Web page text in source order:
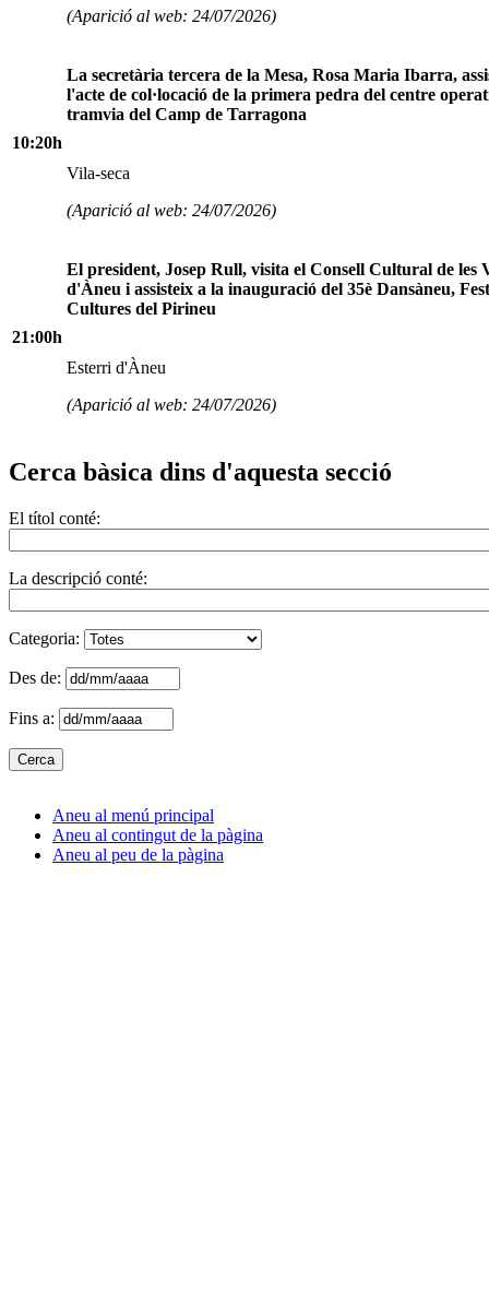
(Aparició al web: 24/07/2026)
10:20h
La secretària tercera de la Mesa, Rosa Maria Ibarra,
l'acte de col·locació de la primera pedra del centre
tramvia del Camp de Tarragona
Vila-seca
(Aparició al web: 24/07/2026)
21:00h
El president, Josep Rull, visita el Consell Cultural de les
d'Àneu i assisteix a la inauguració del 35è Dansàneu,
Cultures del Pirineu
Esterri d'Àneu
(Aparició al web: 24/07/2026)
Cerca bàsica dins d'aquesta secció
El títol conté:
La descripció conté:
Categoria:
Des de:
Fins a:
Aneu al menú principal
Aneu al contingut de la pàgina
Aneu al peu de la pàgina